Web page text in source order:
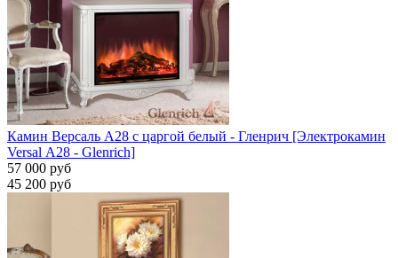
Камин Версаль A28 с царгой белый - Гленрич [Электрокамин
Versal А28 - Glenrich]
57 000 руб
45 200 руб